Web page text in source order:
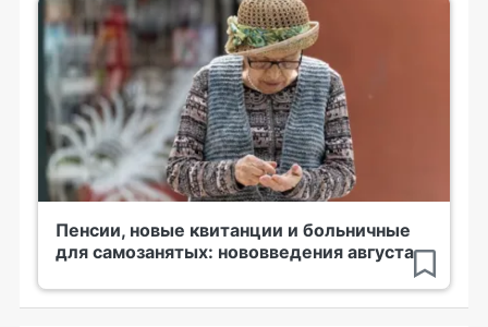
Пенсии, новые квитанции и больничные
для самозанятых: нововведения августа